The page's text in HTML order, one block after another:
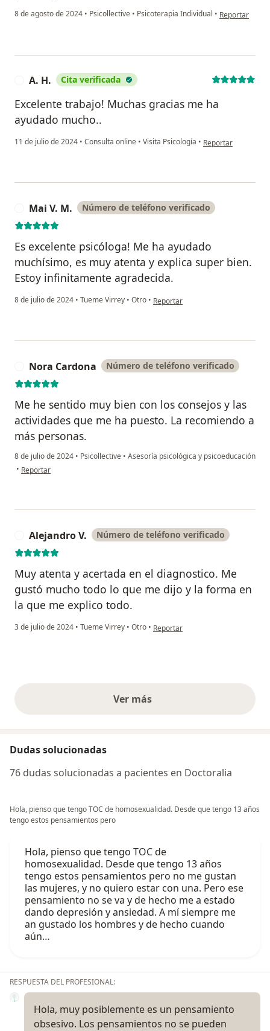
8 de agosto de 2024 • Psicollective • Psicoterapia Individual • en opinión del
Reportar
A. H. Cita verificada
Excelente trabajo! Muchas gracias me ha
ayudado mucho..
11 de julio de 2024 • Consulta online • Visita Psicología • en opinión del
Reportar
Mai V. M. Número de teléfono verificado
Es excelente psicóloga! Me ha ayudado
muchísimo, es muy atenta y explica super bien.
Estoy infinitamente agradecida.
8 de julio de 2024 • Tueme Virrey • Otro • en opinión del usuario Mai V. M.
Reportar
Nora Cardona Número de teléfono verificado
Me he sentido muy bien con los consejos y las
actividades que me ha puesto. La recomiendo a
más personas.
8 de julio de 2024 • Psicollective • Asesoría psicológica y psicoeducación
• en opinión del usuario Nora Cardona
Reportar
Alejandro V. Número de teléfono verificado
Muy atenta y acertada en el diagnostico. Me
gustó mucho todo lo que me dijo y la forma en
la que me explico todo.
3 de julio de 2024 • Tueme Virrey • Otro • en opinión del usuario Alejandro V.
Reportar
Ver másopiniones anteriores
Dudas solucionadas
76 dudas solucionadas a pacientes en Doctoralia
Hola, pienso que tengo TOC de homosexualidad. Desde que tengo 13 años
tengo estos pensamientos pero
Hola, pienso que tengo TOC de
homosexualidad. Desde que tengo 13 años
tengo estos pensamientos pero no me gustan
las mujeres, y no quiero estar con una. Pero ese
pensamiento no se va y de hecho me a estado
dando depresión y ansiedad. A mí siempre me
an gustado los hombres y de hecho cuando
aún…
RESPUESTA DEL PROFESIONAL:
Hola, muy posiblemente es un pensamiento
obsesivo. Los pensamientos no se pueden